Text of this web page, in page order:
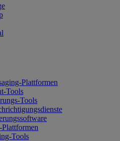
Plattformen
Tools
Tools
Tools